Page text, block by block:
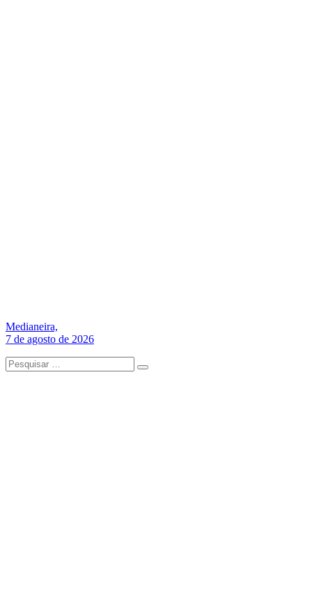
Medianeira,
7 de agosto de 2026